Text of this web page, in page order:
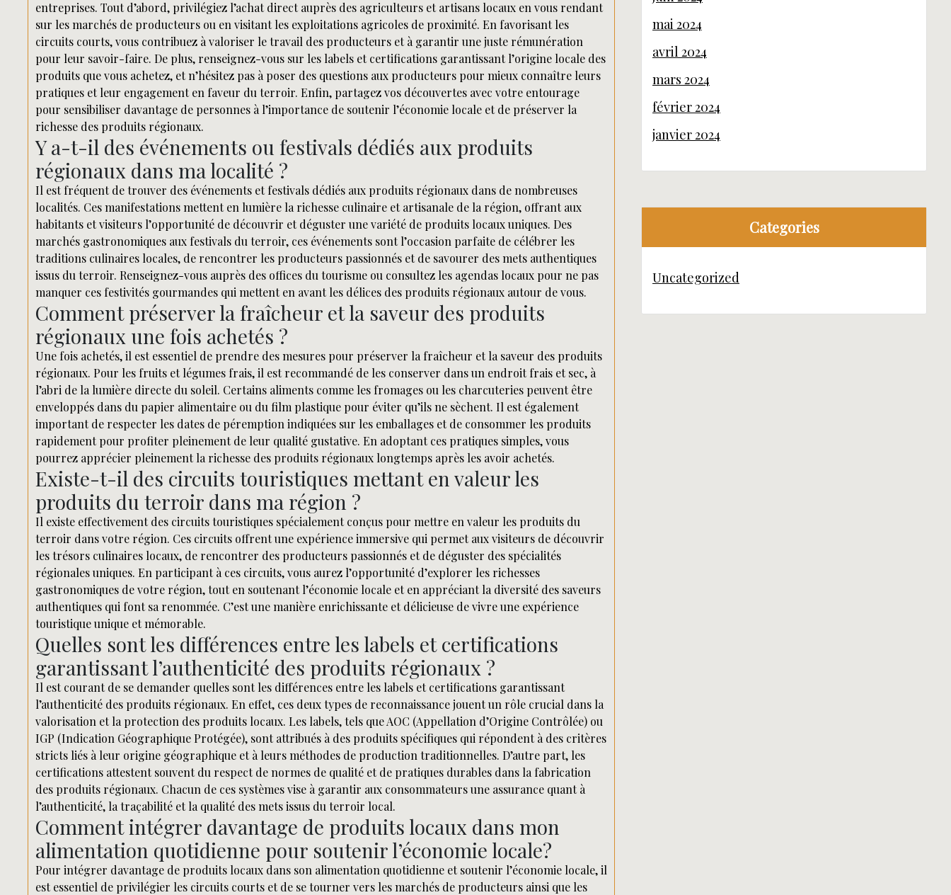
entreprises. Tout d’abord, privilégiez l’achat direct auprès des agriculteurs et artisans locaux en vous rendant
sur les marchés de producteurs ou en visitant les exploitations agricoles de proximité. En favorisant les
circuits courts, vous contribuez à valoriser le travail des producteurs et à garantir une juste rémunération
pour leur savoir-faire. De plus, renseignez-vous sur les labels et certifications garantissant l’origine locale des
produits que vous achetez, et n’hésitez pas à poser des questions aux producteurs pour mieux connaître leurs
pratiques et leur engagement en faveur du terroir. Enfin, partagez vos découvertes avec votre entourage
pour sensibiliser davantage de personnes à l’importance de soutenir l’économie locale et de préserver la
richesse des produits régionaux.
Y a-t-il des événements ou festivals dédiés aux produits
régionaux dans ma localité ?
Il est fréquent de trouver des événements et festivals dédiés aux produits régionaux dans de nombreuses
localités. Ces manifestations mettent en lumière la richesse culinaire et artisanale de la région, offrant aux
habitants et visiteurs l’opportunité de découvrir et déguster une variété de produits locaux uniques. Des
marchés gastronomiques aux festivals du terroir, ces événements sont l’occasion parfaite de célébrer les
traditions culinaires locales, de rencontrer les producteurs passionnés et de savourer des mets authentiques
issus du terroir. Renseignez-vous auprès des offices du tourisme ou consultez les agendas locaux pour ne pas
manquer ces festivités gourmandes qui mettent en avant les délices des produits régionaux autour de vous.
Comment préserver la fraîcheur et la saveur des produits
régionaux une fois achetés ?
Une fois achetés, il est essentiel de prendre des mesures pour préserver la fraîcheur et la saveur des produits
régionaux. Pour les fruits et légumes frais, il est recommandé de les conserver dans un endroit frais et sec, à
l’abri de la lumière directe du soleil. Certains aliments comme les fromages ou les charcuteries peuvent être
enveloppés dans du papier alimentaire ou du film plastique pour éviter qu’ils ne sèchent. Il est également
important de respecter les dates de péremption indiquées sur les emballages et de consommer les produits
rapidement pour profiter pleinement de leur qualité gustative. En adoptant ces pratiques simples, vous
pourrez apprécier pleinement la richesse des produits régionaux longtemps après les avoir achetés.
Existe-t-il des circuits touristiques mettant en valeur les
produits du terroir dans ma région ?
Il existe effectivement des circuits touristiques spécialement conçus pour mettre en valeur les produits du
terroir dans votre région. Ces circuits offrent une expérience immersive qui permet aux visiteurs de découvrir
les trésors culinaires locaux, de rencontrer des producteurs passionnés et de déguster des spécialités
régionales uniques. En participant à ces circuits, vous aurez l’opportunité d’explorer les richesses
gastronomiques de votre région, tout en soutenant l’économie locale et en appréciant la diversité des saveurs
authentiques qui font sa renommée. C’est une manière enrichissante et délicieuse de vivre une expérience
touristique unique et mémorable.
Quelles sont les différences entre les labels et certifications
garantissant l’authenticité des produits régionaux ?
Il est courant de se demander quelles sont les différences entre les labels et certifications garantissant
l’authenticité des produits régionaux. En effet, ces deux types de reconnaissance jouent un rôle crucial dans la
valorisation et la protection des produits locaux. Les labels, tels que AOC (Appellation d’Origine Contrôlée) ou
IGP (Indication Géographique Protégée), sont attribués à des produits spécifiques qui répondent à des critères
stricts liés à leur origine géographique et à leurs méthodes de production traditionnelles. D’autre part, les
certifications attestent souvent du respect de normes de qualité et de pratiques durables dans la fabrication
des produits régionaux. Chacun de ces systèmes vise à garantir aux consommateurs une assurance quant à
l’authenticité, la traçabilité et la qualité des mets issus du terroir local.
Comment intégrer davantage de produits locaux dans mon
alimentation quotidienne pour soutenir l’économie locale?
Pour intégrer davantage de produits locaux dans son alimentation quotidienne et soutenir l’économie locale, il
est essentiel de privilégier les circuits courts et de se tourner vers les marchés de producteurs ainsi que les
mai 2024
avril 2024
mars 2024
février 2024
janvier 2024
Categories
Uncategorized